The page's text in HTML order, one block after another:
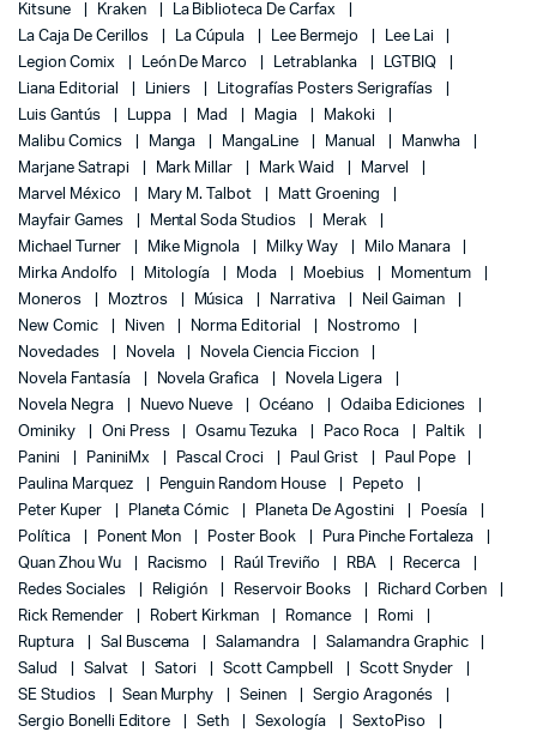
Kitsune
Kraken
La Biblioteca De Carfax
La Caja De Cerillos
La Cúpula Lee Bermejo
Lee Lai
Legion Comix
León De Marco Letrablanka
LGTBIQ
Liana Editorial
Liniers
Litografías Posters Serigrafías
Luis Gantús
Luppa Mad Magia
Makoki
Malibu Comics
Manga MangaLine Manual
Manwha
Marjane Satrapi
Mark Millar Mark Waid
Marvel
Marvel México
Mary M. Talbot
Matt Groening
Mayfair Games
Mental Soda Studios
Merak
Michael Turner
Mike Mignola Milky Way
Milo Manara
Mirka Andolfo
Mitología Moda Moebius
Momentum
Moneros
Moztros Música Narrativa
Neil Gaiman
New Comic
Niven Norma Editorial
Nostromo
Novedades
Novela
Novela Ciencia Ficcion
Novela Fantasía
Novela Grafica
Novela Ligera
Novela Negra
Nuevo Nueve Océano
Odaiba Ediciones
Ominiky
Oni Press Osamu Tezuka Paco Roca
Paltik
Panini
PaniniMx Pascal Croci Paul Grist
Paul Pope
Paulina Marquez
Penguin Random House
Pepeto
Peter Kuper
Planeta Cómic Planeta De Agostini
Poesía
Política
Ponent Mon Poster Book
Pura Pinche Fortaleza
Quan Zhou Wu
Racismo Raúl Treviño RBA
Recerca
Redes Sociales
Religión Reservoir Books
Richard Corben
Rick Remender
Robert Kirkman Romance
Romi
Ruptura
Sal Buscema Salamandra
Salamandra Graphic
Salud
Salvat Satori Scott Campbell
Scott Snyder
SE Studios
Sean Murphy Seinen
Sergio Aragonés
Sergio Bonelli Editore
Seth Sexología
SextoPiso